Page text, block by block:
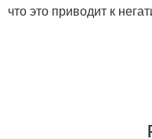
что это приводит к